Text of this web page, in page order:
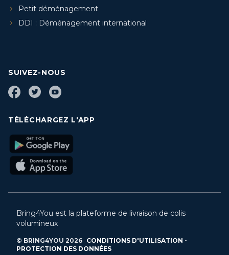
Petit déménagement
DDI : Déménagement international
SUIVEZ-NOUS
TÉLÉCHARGEZ L'APP
Bring4You est la plateforme de livraison de colis
volumineux
© BRING4YOU 2026 CONDITIONS D'UTILISATION -
PROTECTION DES DONNÉES